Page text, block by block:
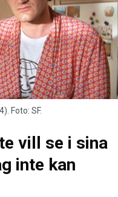
Foto: SF.
vill se i sina
inte kan